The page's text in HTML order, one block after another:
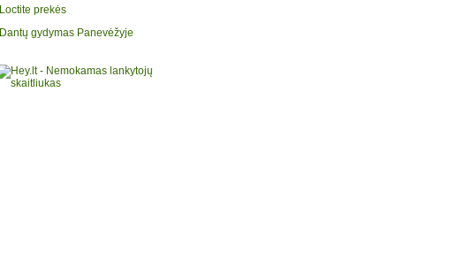
Loctite prekės
Dantų gydymas Panevėžyje